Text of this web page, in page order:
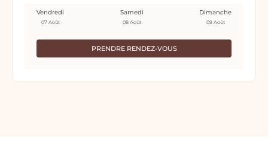
PRENDRE RENDEZ-VOUS
Vendredi
07 Août
Samedi
08 Août
Dimanche
09 Août